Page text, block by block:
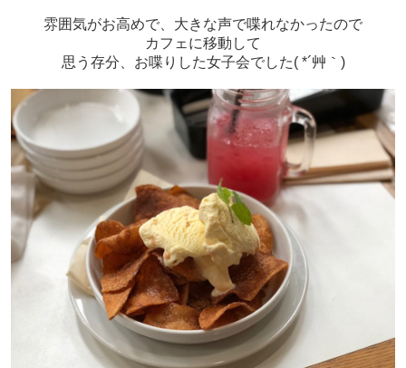
雰囲気がお高めで、大きな声で喋れなかったので
カフェに移動して
思う存分、お喋りした女子会でした( *´艸｀)